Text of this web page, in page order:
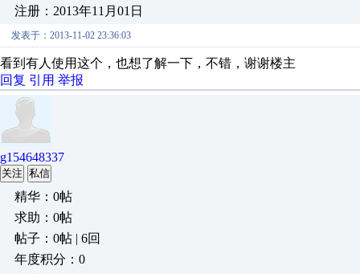
注册：2013年11月01日
发表于：2013-11-02 23:36:03
看到有人使用这个，也想了解一下，不错，谢谢楼主
回复 引用 举报
g154648337
关注 私信
精华：0帖
求助：0帖
帖子：0帖 | 6回
年度积分：0